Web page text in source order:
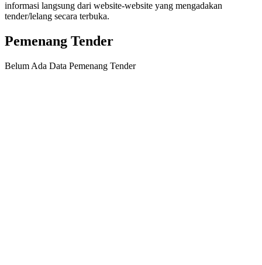
informasi langsung dari website-website yang mengadakan
tender/lelang secara terbuka.
Pemenang Tender
Belum Ada Data Pemenang Tender